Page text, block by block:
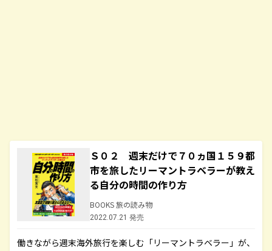
Ｓ０２ 週末だけで７０ヵ国１５９都
市を旅したリーマントラベラーが教え
る自分の時間の作り方
BOOKS 旅の読み物
2022.07.21 発売
働きながら週末海外旅行を楽しむ「リーマントラベラー」が、